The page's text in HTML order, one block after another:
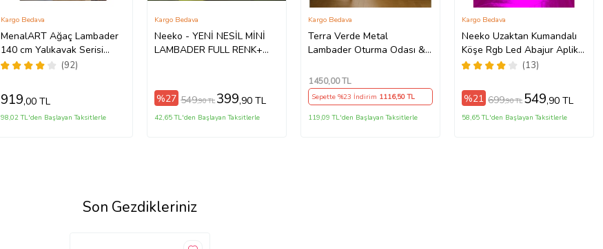
MenalART Ağaç Lambader
140 cm Yalıkavak Serisi
Doğal Ahşap Lambader
Küre
(92)
Kargo Bedava
919,00 TL
98,02 TL'den Başlayan Taksitlerle
Neeko - YENİ NESİL MİNİ
LAMBADER FULL RENK+
Kargo Bedava
%27 549,90 TL 399,90 TL
42,65 TL'den Başlayan Taksitlerle
Terra Verde Metal
Lambader Oturma Odası &
Lambader
Kargo Bedava
1450,00 TL
Sepette %23 İndirim 1116,50 TL
119,09 TL'den Başlayan Taksitlerle
Neeko Uzaktan Kumandalı
Köşe Rgb Led Abajur Aplik
Gece Lambası Kumandalı
(13)
Kargo Bedava
%21 699,90 TL 549,90 TL
58,65 TL'den Başlayan Taksitlerle
Son Gezdikleriniz